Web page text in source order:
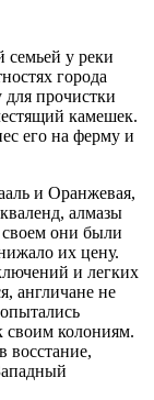
у реки
города
для прочистки
камешек.
его на ферму и
и Оранжевая,
алмазы
своем они были
их цену.
и легких
англичане не
своим колониям.
восстание,